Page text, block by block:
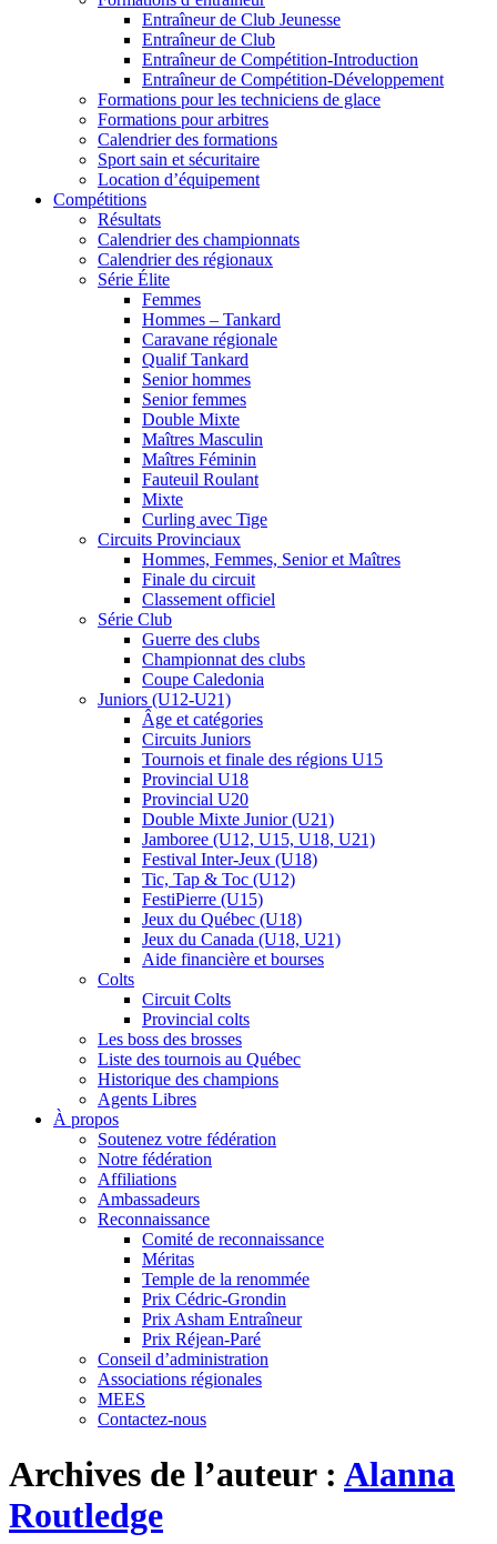
Entraîneur de Club Jeunesse
Entraîneur de Club
Entraîneur de Compétition-Introduction
Entraîneur de Compétition-Développement
Formations pour les techniciens de glace
Formations pour arbitres
Calendrier des formations
Sport sain et sécuritaire
Location d’équipement
Compétitions
Résultats
Calendrier des championnats
Calendrier des régionaux
Série Élite
Femmes
Hommes – Tankard
Caravane régionale
Qualif Tankard
Senior hommes
Senior femmes
Double Mixte
Maîtres Masculin
Maîtres Féminin
Fauteuil Roulant
Mixte
Curling avec Tige
Circuits Provinciaux
Hommes, Femmes, Senior et Maîtres
Finale du circuit
Classement officiel
Série Club
Guerre des clubs
Championnat des clubs
Coupe Caledonia
Juniors (U12-U21)
Âge et catégories
Circuits Juniors
Tournois et finale des régions U15
Provincial U18
Provincial U20
Double Mixte Junior (U21)
Jamboree (U12, U15, U18, U21)
Festival Inter-Jeux (U18)
Tic, Tap & Toc (U12)
FestiPierre (U15)
Jeux du Québec (U18)
Jeux du Canada (U18, U21)
Aide financière et bourses
Colts
Circuit Colts
Provincial colts
Les boss des brosses
Liste des tournois au Québec
Historique des champions
Agents Libres
À propos
Soutenez votre fédération
Notre fédération
Affiliations
Ambassadeurs
Reconnaissance
Comité de reconnaissance
Méritas
Temple de la renommée
Prix Cédric-Grondin
Prix Asham Entraîneur
Prix Réjean-Paré
Conseil d’administration
Associations régionales
MEES
Contactez-nous
Archives de l’auteur : Alanna
Routledge